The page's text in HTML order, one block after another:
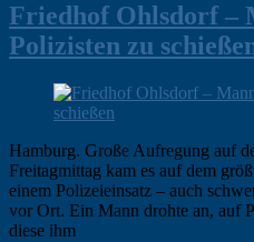
Friedhof Ohlsdorf –
Polizisten zu
Hamburg. Große Aufregung auf
Freitagmittag kam es auf dem
einem Polizeieinsatz – auch
vor Ort. Ein Mann drohte an, auf
diese ihm